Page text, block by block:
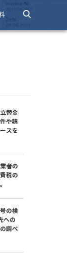
替金
や精
スを
者の
税の
の検
への
調べ